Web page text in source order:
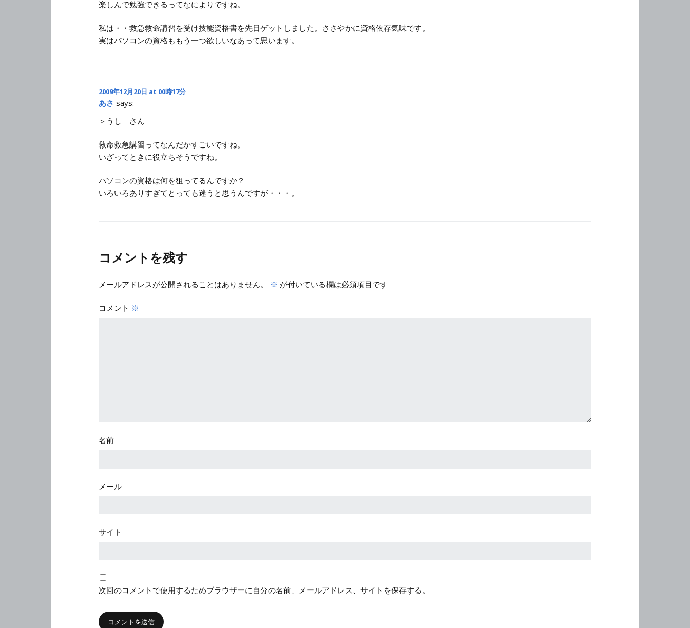
楽しんで勉強できるってなによりですね。
私は・・救急救命講習を受け技能資格書を先日ゲットしました。ささやかに資格依存気味です。
実はパソコンの資格ももう一つ欲しいなあって思います。
2009年12月20日 at 00時17分
あさ says:
＞うし さん
救命救急講習ってなんだかすごいですね。
いざってときに役立ちそうですね。
パソコンの資格は何を狙ってるんですか？
いろいろありすぎてとっても迷うと思うんですが・・・。
コメントを残す
メールアドレスが公開されることはありません。 ※ が付いている欄は必須項目です
コメント ※
名前
メール
サイト
次回のコメントで使用するためブラウザーに自分の名前、メールアドレス、サイトを保存する。